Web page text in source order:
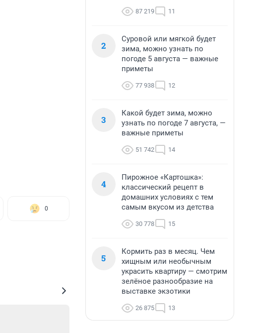
0
87 219 11
2
Суровой или мягкой будет
зима, можно узнать по
погоде 5 августа — важные
приметы
77 938 12
3
Какой будет зима, можно
узнать по погоде 7 августа, —
важные приметы
51 742 14
4
Пирожное «Картошка»:
классический рецепт в
домашних условиях с тем
самым вкусом из детства
30 778 15
5
Кормить раз в месяц. Чем
хищным или необычным
украсить квартиру — смотрим
зелёное разнообразие на
выставке экзотики
26 875 13